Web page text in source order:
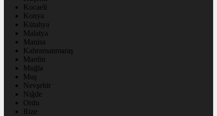
Kocaeli
Konya
Kütahya
Malatya
Manisa
Kahramanmaraş
Mardin
Muğla
Muş
Nevşehir
Niğde
Ordu
Rize